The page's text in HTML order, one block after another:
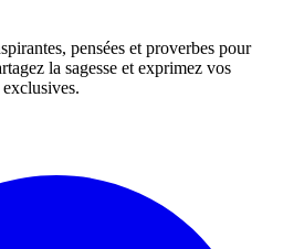
pensées et proverbes pour
la sagesse et exprimez vos